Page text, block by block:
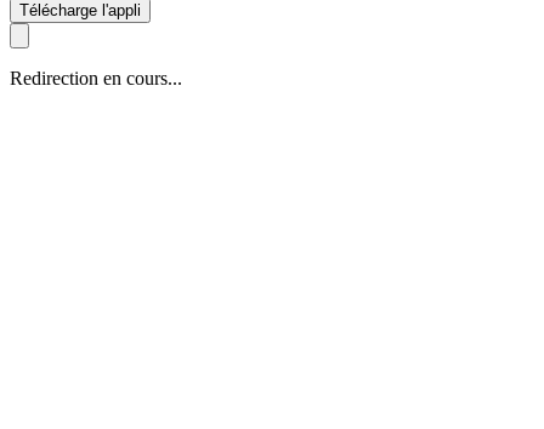
Télécharge l'appli
Redirection en cours...